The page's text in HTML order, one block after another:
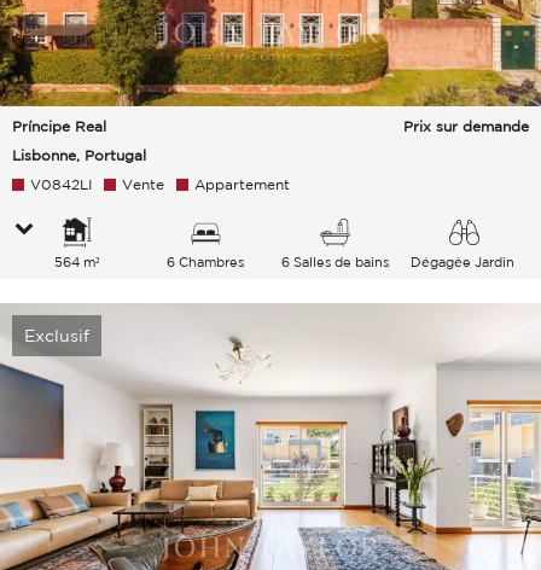
Príncipe Real
Lisbonne, Portugal
Prix sur demande
V0842LI Vente Appartement
564 m² 6 Chambres 6 Salles de bains Dégagée Jardin
Exclusif